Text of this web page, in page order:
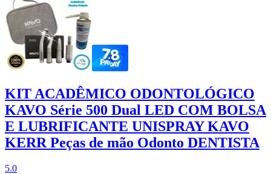
KIT ACADÊMICO ODONTOLÓGICO
KAVO Série 500 Dual LED COM BOLSA
E LUBRIFICANTE UNISPRAY KAVO
KERR Peças de mão Odonto DENTISTA
5.0